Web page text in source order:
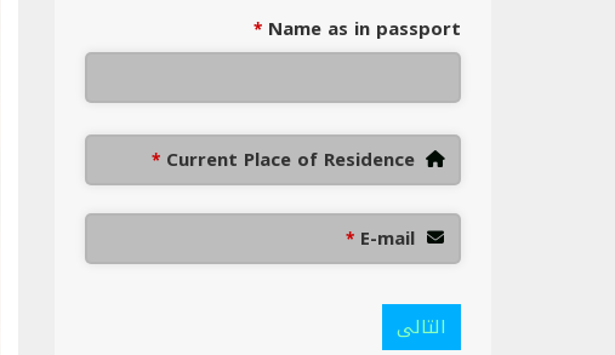
Name as in passport
*
Current Place of Residence
*
E-mail
*
التالى